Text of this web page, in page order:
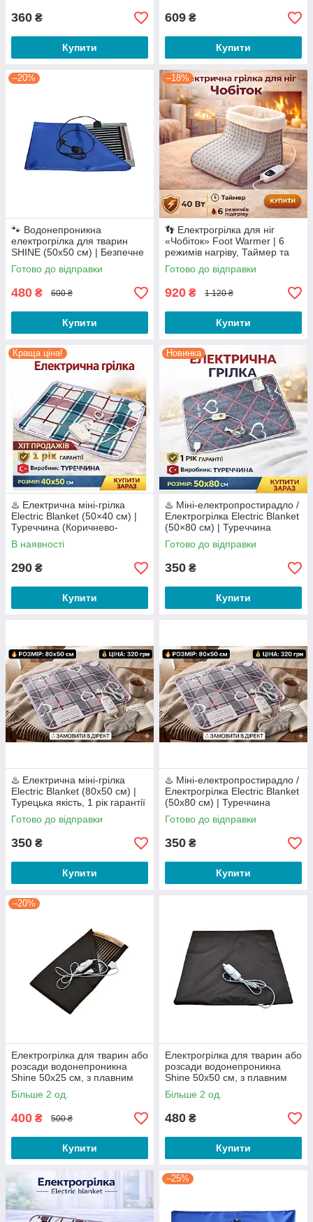
360 ₴
Купити
609 ₴
Купити
–20%
🐾 Водонепроникна
електрогрілка для тварин
SHINE (50х50 см) | Безпечне
тепло для ваших улюбленців
Готово до відправки
480 ₴ 600 ₴
Купити
–18%
👣 Електрогрілка для ніг
«Чобіток» Foot Warmer | 6
режимів нагріву, Таймер та
Знімна підкладка
Готово до відправки
920 ₴ 1 120 ₴
Купити
Краща ціна!
♨️ Електрична міні-грілка
Electric Blanket (50×40 см) |
Туреччина (Коричнево-
зелена клітинка)
В наявності
290 ₴
Купити
Новинка
♨️ Міні-електропростирадло /
Електрогрілка Electric Blanket
(50×80 см) | Туреччина
Готово до відправки
350 ₴
Купити
♨️ Електрична міні-грілка
Electric Blanket (80х50 см) |
Турецька якість, 1 рік гарантії
Готово до відправки
350 ₴
Купити
♨️ Міні-електропростирадло /
Електрогрілка Electric Blanket
(50х80 см) | Туреччина
Готово до відправки
350 ₴
Купити
–20%
Електрогрілка для тварин або
розсади водонепроникна
Shine 50х25 см, з плавним
регулятором і термостатом,
50 Вт
Більше 2 од.
400 ₴ 500 ₴
Купити
Електрогрілка для тварин або
розсади водонепроникна
Shine 50х50 см, з плавним
регулятором і термостатом,
60 Вт
Більше 2 од.
480 ₴
Купити
–25%